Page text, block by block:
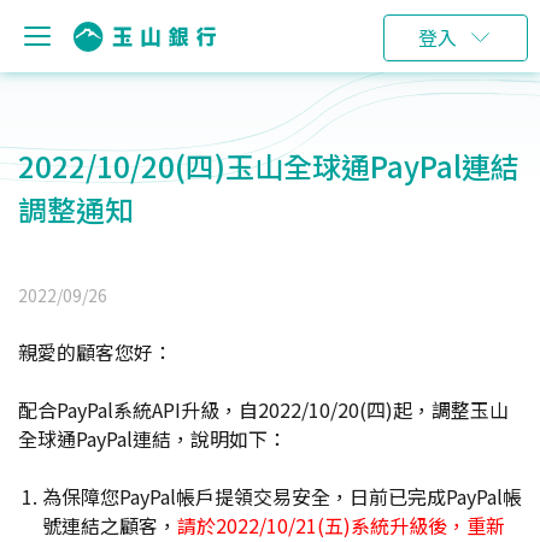
登入
2022/10/20(四)玉山全球通PayPal連結
調整通知
2022/09/26
親愛的顧客您好：
配合PayPal系統API升級，自2022/10/20(四)起，調整玉山
全球通PayPal連結，說明如下：
為保障您PayPal帳戶提領交易安全，日前已完成PayPal帳
號連結之顧客， 請於2022/10/21(五)系統升級後，重新